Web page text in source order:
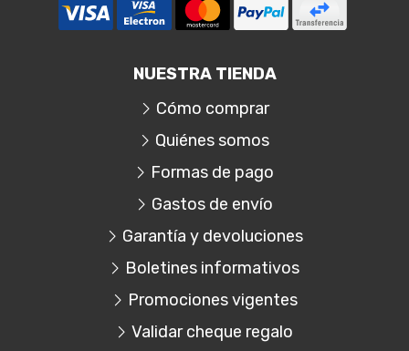
NUESTRA TIENDA
Cómo comprar
Quiénes somos
Formas de pago
Gastos de envío
Garantía y devoluciones
Boletines informativos
Promociones vigentes
Validar cheque regalo